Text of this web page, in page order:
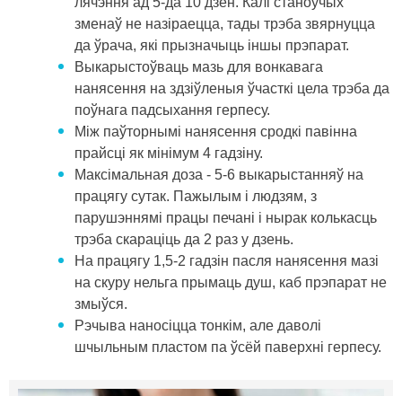
зменаў не назіраецца, тады трэба звярнуцца
да ўрача, які прызначыць іншы прэпарат.
Выкарыстоўваць мазь для вонкавага
нанясення на здзіўленыя ўчасткі цела трэба да
поўнага падсыхання герпесу.
Між паўторнымі нанясення сродкі павінна
прайсці як мінімум 4 гадзіну.
Максімальная доза - 5-6 выкарыстанняў на
працягу сутак. Пажылым і людзям, з
парушэннямі працы печані і нырак колькасць
трэба скараціць да 2 раз у дзень.
На працягу 1,5-2 гадзін пасля нанясення мазі
на скуру нельга прымаць душ, каб прэпарат не
змыўся.
Рэчыва наносіцца тонкім, але даволі
шчыльным пластом па ўсёй паверхні герпесу.